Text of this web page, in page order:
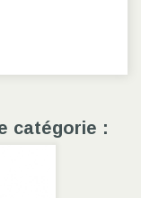
catégorie :